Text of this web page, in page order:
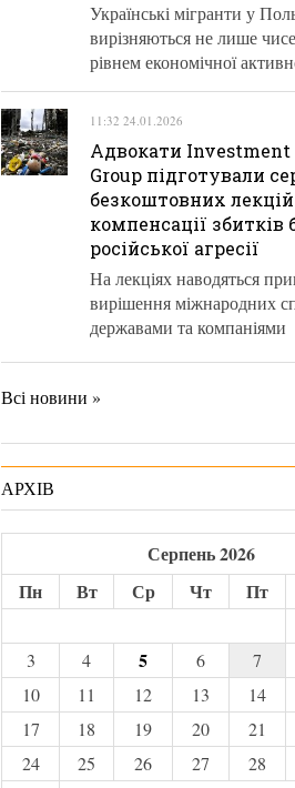
Українські мігранти у
вирізняються не лише
рівнем економічної
11:32 24.01.2026
Адвокати
Group підготували
безкоштовних
компенсації збитків
російської агресії
На лекціях наводяться
вирішення міжнародних
державами та компаніями
Всі новини »
АРХІВ
Серпень 2026
Пн
Вт Ср Чт Пт
3
4 5 6 7
10
11 12 13 14
17
18 19 20 21
24
25 26 27 28